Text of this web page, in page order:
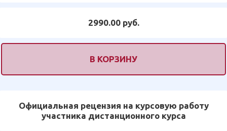
2990.00 руб.
В КОРЗИНУ
Официальная рецензия на курсовую работу
участника дистанционного курса